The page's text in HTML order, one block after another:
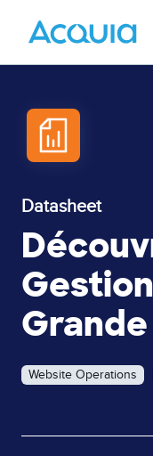
Datasheet
Website Operations